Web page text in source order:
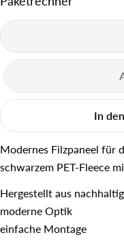
In
Modernes Filzpaneel für
schwarzem PET-Fleece
Hergestellt aus
moderne Optik
einfache Montage
Ihr
Ihre
Die mit *